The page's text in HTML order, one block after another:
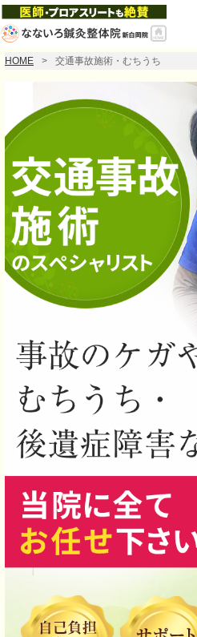
HOME 交通事故施術・むちうち